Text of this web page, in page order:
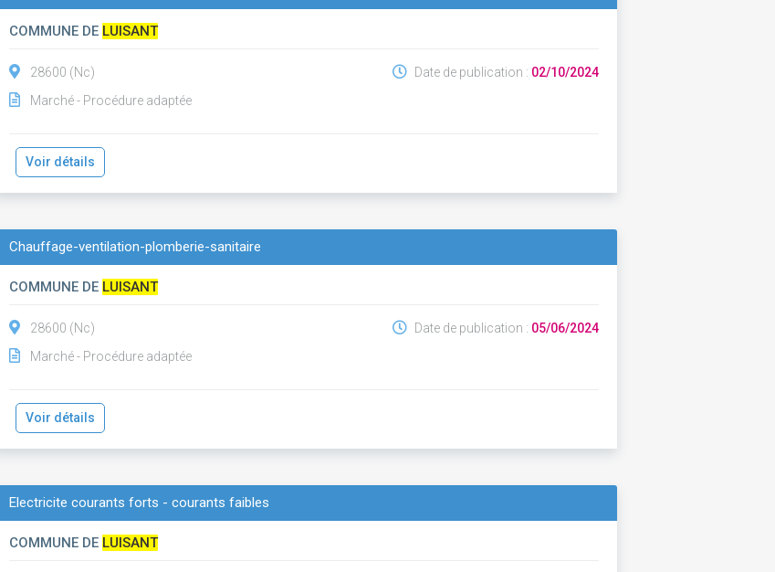
COMMUNE DE LUISANT
28600 (Nc)
Marché - Procédure adaptée
Date de publication : 02/10/2024
Voir détails
Chauffage-ventilation-plomberie-sanitaire
COMMUNE DE LUISANT
28600 (Nc)
Marché - Procédure adaptée
Date de publication : 05/06/2024
Voir détails
Electricite courants forts - courants faibles
COMMUNE DE LUISANT